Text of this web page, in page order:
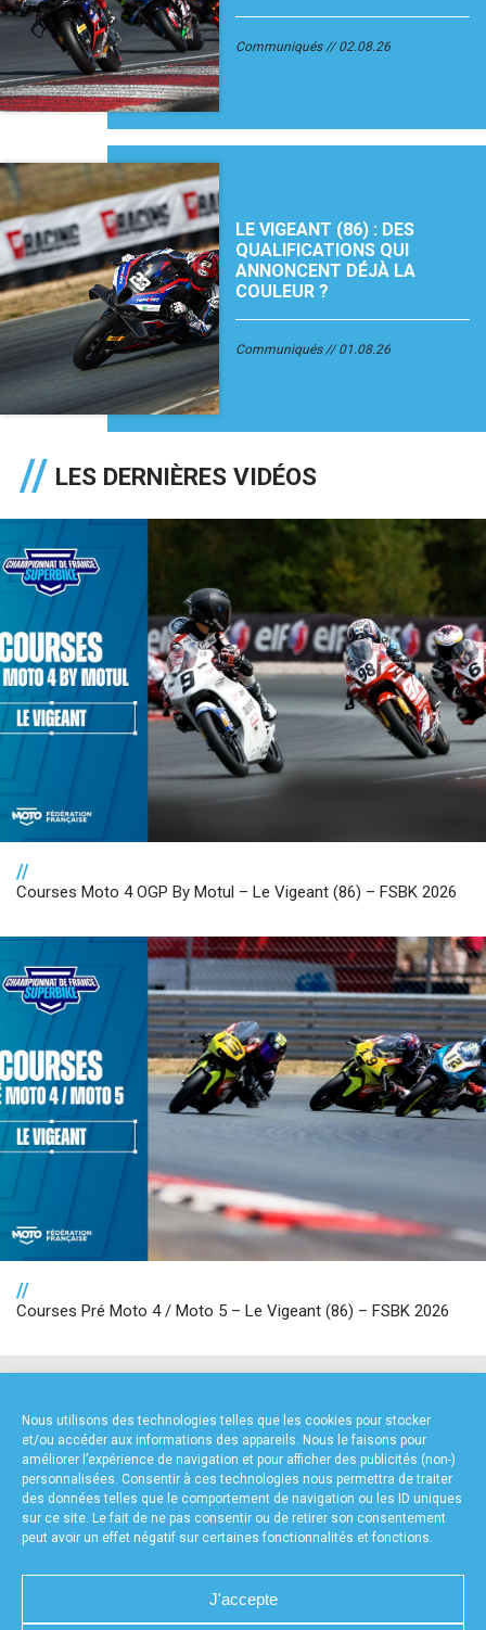
Nous utilisons des technologies telles que les cookies pour stocker
et/ou accéder aux informations des appareils. Nous le faisons pour
améliorer l’expérience de navigation et pour afficher des publicités (non-)
personnalisées. Consentir à ces technologies nous permettra de traiter
des données telles que le comportement de navigation ou les ID uniques
sur ce site. Le fait de ne pas consentir ou de retirer son consentement
peut avoir un effet négatif sur certaines fonctionnalités et fonctions.
J'accepte
Communiqués 02.08.26
LE VIGEANT (86) : DES
QUALIFICATIONS QUI
ANNONCENT DÉJÀ LA
COULEUR ?
Communiqués 01.08.26
LES DERNIÈRES VIDÉOS
//
Courses Moto 4 OGP By Motul – Le Vigeant (86) – FSBK 2026
//
Courses Pré Moto 4 / Moto 5 – Le Vigeant (86) – FSBK 2026